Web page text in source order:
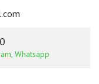
Whatsapp